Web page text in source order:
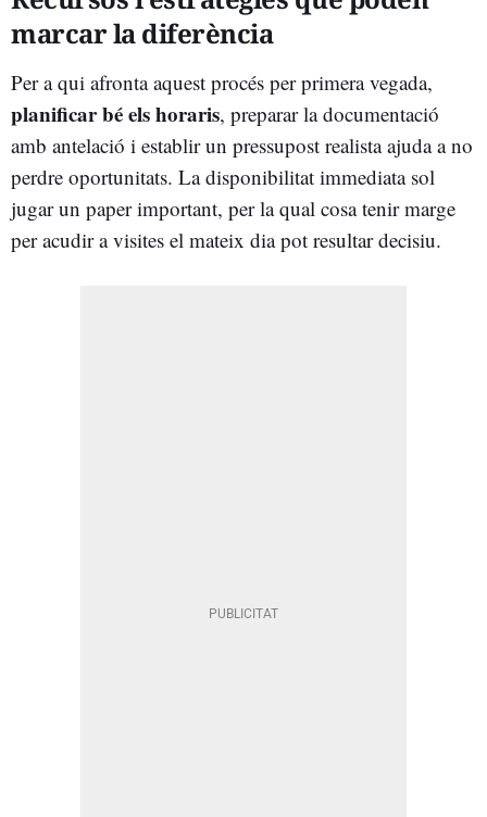
marcar la diferència
Per a qui afronta aquest procés per primera vegada,
planificar bé els horaris, preparar la documentació
amb antelació i establir un pressupost realista ajuda a no
perdre oportunitats. La disponibilitat immediata sol
jugar un paper important, per la qual cosa tenir marge
per acudir a visites el mateix dia pot resultar decisiu.